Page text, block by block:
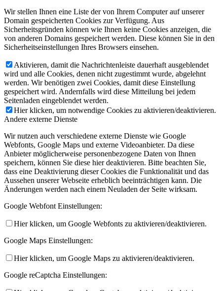
Wir stellen Ihnen eine Liste der von Ihrem Computer auf unserer
Domain gespeicherten Cookies zur Verfügung. Aus
Sicherheitsgründen können wie Ihnen keine Cookies anzeigen, die
von anderen Domains gespeichert werden. Diese können Sie in den
Sicherheitseinstellungen Ihres Browsers einsehen.
Aktivieren, damit die Nachrichtenleiste dauerhaft ausgeblendet
wird und alle Cookies, denen nicht zugestimmt wurde, abgelehnt
werden. Wir benötigen zwei Cookies, damit diese Einstellung
gespeichert wird. Andernfalls wird diese Mitteilung bei jedem
Seitenladen eingeblendet werden.
Hier klicken, um notwendige Cookies zu aktivieren/deaktivieren.
Andere externe Dienste
Wir nutzen auch verschiedene externe Dienste wie Google
Webfonts, Google Maps und externe Videoanbieter. Da diese
Anbieter möglicherweise personenbezogene Daten von Ihnen
speichern, können Sie diese hier deaktivieren. Bitte beachten Sie,
dass eine Deaktivierung dieser Cookies die Funktionalität und das
Aussehen unserer Webseite erheblich beeinträchtigen kann. Die
Änderungen werden nach einem Neuladen der Seite wirksam.
Google Webfont Einstellungen:
Hier klicken, um Google Webfonts zu aktivieren/deaktivieren.
Google Maps Einstellungen:
Hier klicken, um Google Maps zu aktivieren/deaktivieren.
Google reCaptcha Einstellungen: